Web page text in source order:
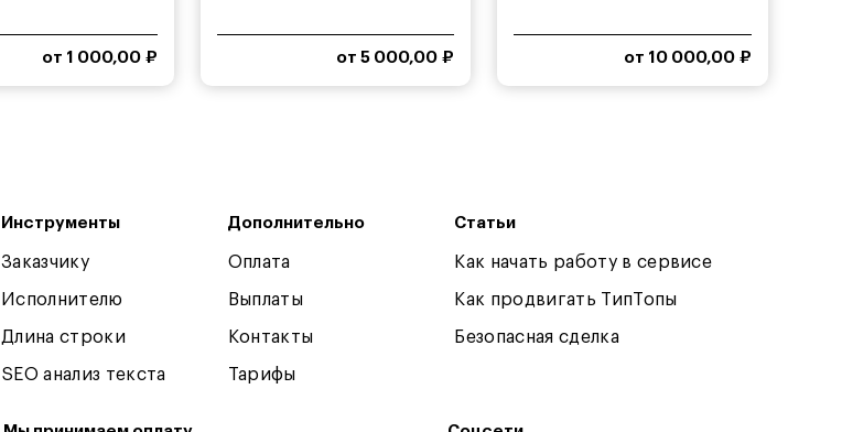
от 1 000,00 ₽ от 5 000,00 ₽ от 10 000,00 ₽
Инструменты
Заказчику
Исполнителю
Длина строки
SEO анализ текста
Дополнительно
Оплата
Выплаты
Контакты
Тарифы
Статьи
Как начать работу в сервисе
Как продвигать ТипТопы
Безопасная сделка